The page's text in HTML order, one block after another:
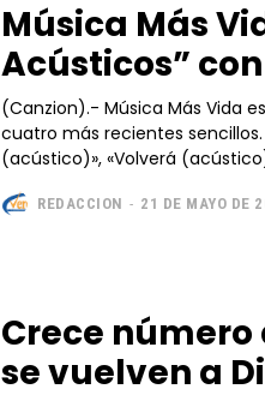
Música Más
Acústicos”
(Canzion).- Música Más Vida estrena «EP Acústicos», que comprende sus
cuatro más recientes
(acústico)», «Volverá
REDACCION - 21 DE MAYO DE
Crece número
se vuelven a